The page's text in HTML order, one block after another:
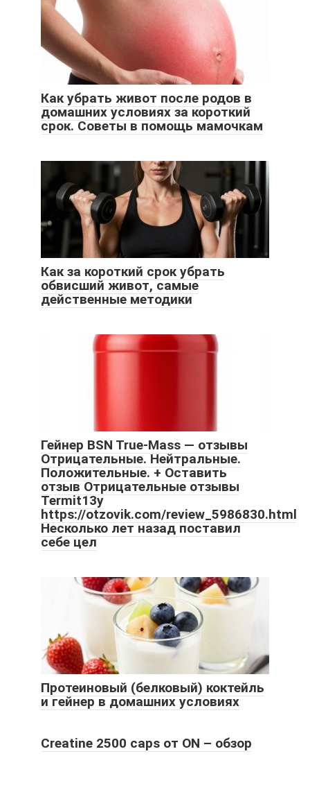
Как убрать живот после родов в
домашних условиях за короткий
срок. Советы в помощь мамочкам
Как за короткий срок убрать
обвисший живот, самые
действенные методики
Гейнер BSN True-Mass — отзывы
Отрицательные. Нейтральные.
Положительные. + Оставить
отзыв Отрицательные отзывы
Termit13y
https://otzovik.com/review_5986830.html
Несколько лет назад поставил
себе цел
Протеиновый (белковый) коктейль
и гейнер в домашних условиях
Creatine 2500 caps от ON – обзор